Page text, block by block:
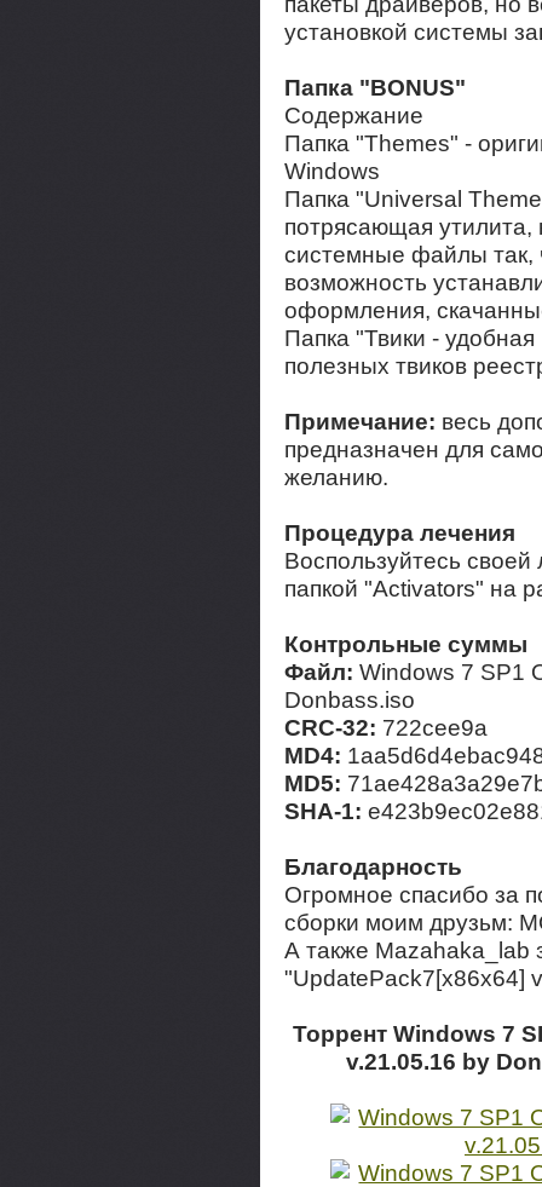
установкой системы
Папка "BONUS"
Содержание
Папка "Themes" -
Windows
Папка "Universal
потрясающая утилита,
системные файлы так,
возможность
оформления,
Папка "Твики -
полезных твиков
Примечание: весь
предназначен для
желанию.
Процедура лечения
Воспользуйтесь
папкой "Activators" на
Контрольные суммы
Файл: Windows 7 SP1
Donbass.iso
CRC-32: 722cee9a
MD4:
MD5:
SHA-1:
Благодарность
Огромное спасибо за
сборки моим друзьм:
А также Mazahaka_lab
"UpdatePack7[x86х64]
Торрент Windows 7
v.21.05.16 by